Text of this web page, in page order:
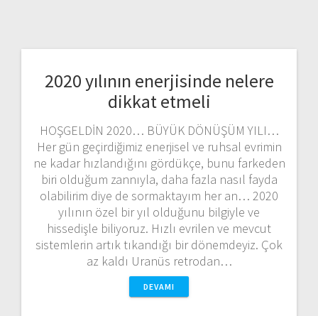
2020 yılının enerjisinde nelere
dikkat etmeli
HOŞGELDİN 2020… BÜYÜK DÖNÜŞÜM YILI…
Her gün geçirdiğimiz enerjisel ve ruhsal evrimin
ne kadar hızlandığını gördükçe, bunu farkeden
biri olduğum zannıyla, daha fazla nasıl fayda
olabilirim diye de sormaktayım her an… 2020
yılının özel bir yıl olduğunu bilgiyle ve
hissedişle biliyoruz. Hızlı evrilen ve mevcut
sistemlerin artık tıkandığı bir dönemdeyiz. Çok
az kaldı Uranüs retrodan…
DEVAMI